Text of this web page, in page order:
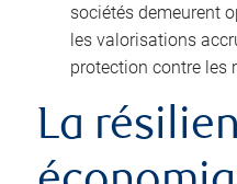
sociétés demeurent
les valorisations
protection contre les
La